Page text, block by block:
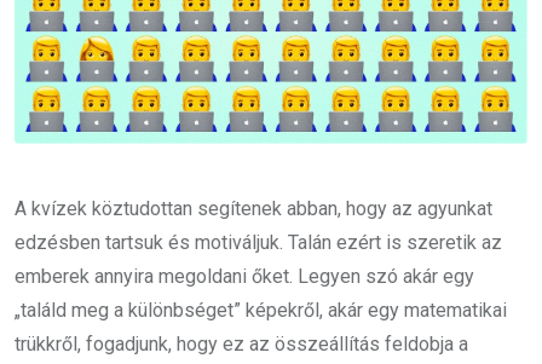
A kvízek köztudottan segítenek abban, hogy az agyunkat
edzésben tartsuk és motiváljuk. Talán ezért is szeretik az
emberek annyira megoldani őket. Legyen szó akár egy
„találd meg a különbséget” képekről, akár egy matematikai
trükkről, fogadjunk, hogy ez az összeállítás feldobja a